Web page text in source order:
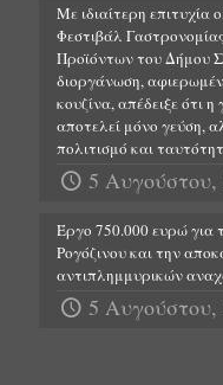
Με ιδιαίτερη επιτυχία
Φεστιβάλ
Προϊόντων του Δήμου
διοργάνωση,
κουζίνα, απέδειξε ότι
αποτελεί μόνο γεύση,
πολιτισμό και
5 Αυγούστου,
Έργο 750.000 ευρώ για
Ρογόζινου και την
αντιπλημμυρικών
5 Αυγούστου,